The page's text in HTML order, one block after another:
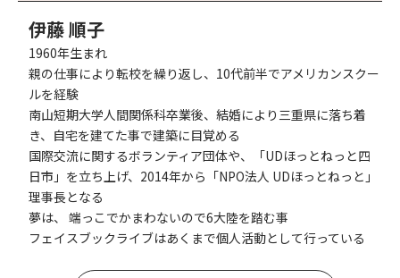
伊藤 順子
1960年生まれ
親の仕事により転校を繰り返し、10代前半でアメリカンスクー
ルを経験
南山短期大学人間関係科卒業後、結婚により三重県に落ち着
き、自宅を建てた事で建築に目覚める
国際交流に関するボランティア団体や、「UDほっとねっと四
日市」を立ち上げ、2014年から「NPO法人 UDほっとねっと」
理事長となる
夢は、 端っこでかまわないので6大陸を踏む事
フェイスブックライブはあくまで個人活動として行っている